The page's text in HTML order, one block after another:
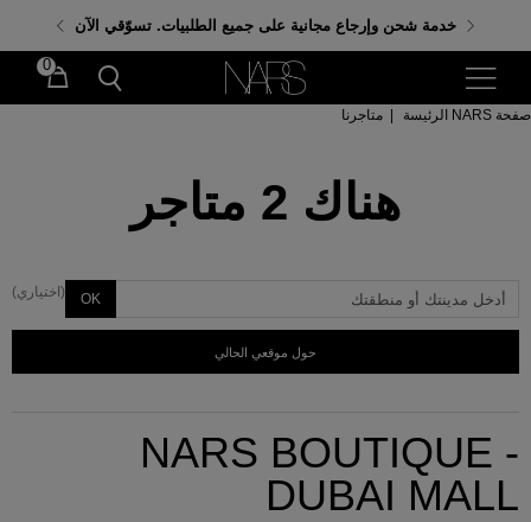
احصلي على هدايا مجانية عند إنفاق 350 د.إ. باستخدام الكود:
GIFTS
خدمة شحن وإرجاع مجانية على جميع الطلبيات. تسوّقي الآن
0
صفحة NARS الرئيسة متاجرنا
هناك 2 متاجر
OK (اختياري)
حول موقعي الحالي
NARS BOUTIQUE -
DUBAI MALL